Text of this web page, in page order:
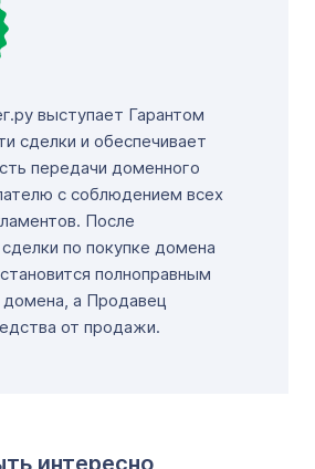
выступает Гарантом
сделки и обеспечивает
передачи доменного
с соблюдением всех
После
по покупке домена
полноправным
а Продавец
от продажи.
интересно